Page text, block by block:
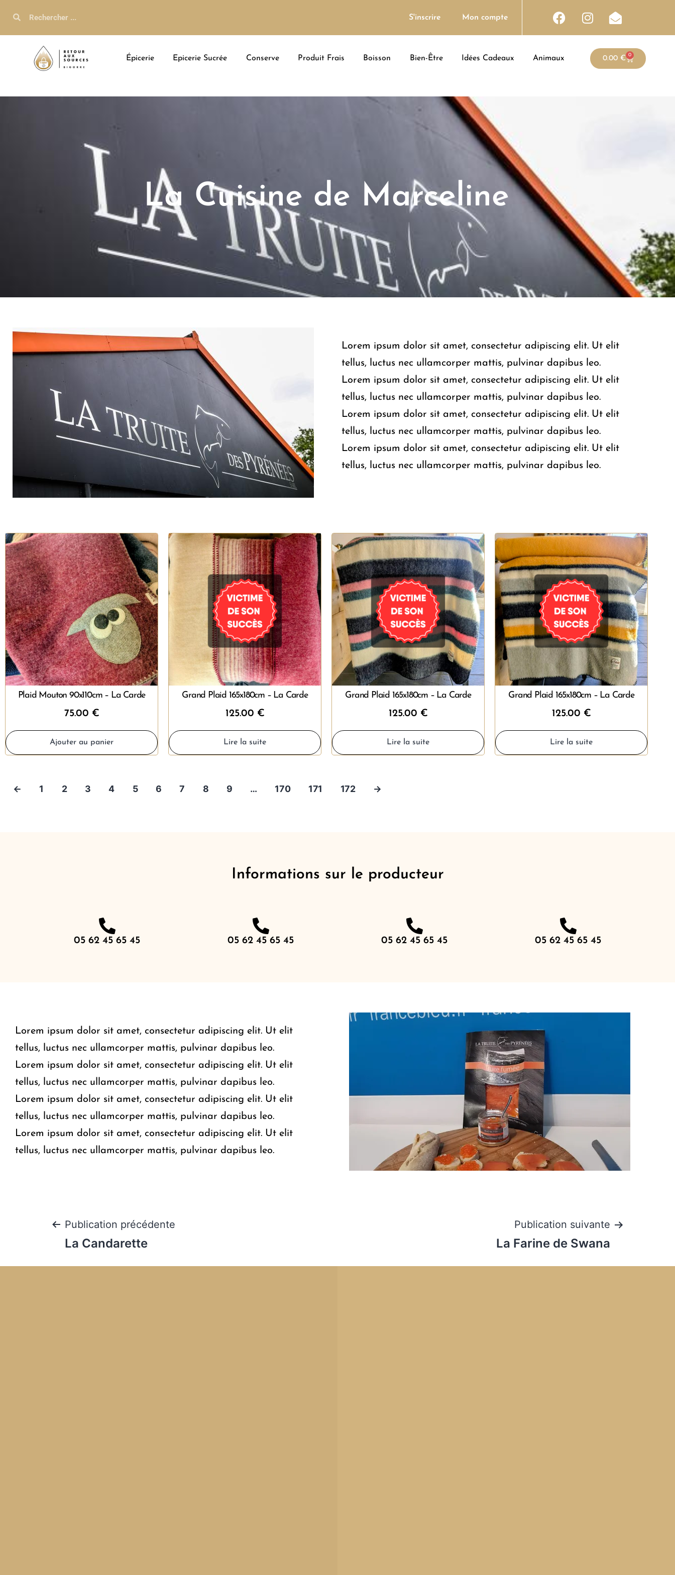
S'inscrire Mon compte
Épicerie Epicerie Sucrée Conserve Produit Frais Boisson Bien-Être Idées Cadeaux Animaux 0.00 € 0
La Cuisine de Marceline
Lorem ipsum dolor sit amet, consectetur adipiscing elit. Ut elit
tellus, luctus nec ullamcorper mattis, pulvinar dapibus leo.
Lorem ipsum dolor sit amet, consectetur adipiscing elit. Ut elit
tellus, luctus nec ullamcorper mattis, pulvinar dapibus leo.
Lorem ipsum dolor sit amet, consectetur adipiscing elit. Ut elit
tellus, luctus nec ullamcorper mattis, pulvinar dapibus leo.
Lorem ipsum dolor sit amet, consectetur adipiscing elit. Ut elit
tellus, luctus nec ullamcorper mattis, pulvinar dapibus leo.
Plaid Mouton 90x110cm – La Carde
75.00 €
Ajouter au panier
Grand Plaid 165x180cm – La Carde
125.00 €
Lire la suite
Grand Plaid 165x180cm – La Carde
125.00 €
Lire la suite
Grand Plaid 165x180cm – La Carde
125.00 €
Lire la suite
← 1 2 3 4 5 6 7 8 9 … 170 171 172 →
Informations sur le producteur
05 62 45 65 45 05 62 45 65 45 05 62 45 65 45 05 62 45 65 45
Lorem ipsum dolor sit amet, consectetur adipiscing elit. Ut elit
tellus, luctus nec ullamcorper mattis, pulvinar dapibus leo.
Lorem ipsum dolor sit amet, consectetur adipiscing elit. Ut elit
tellus, luctus nec ullamcorper mattis, pulvinar dapibus leo.
Lorem ipsum dolor sit amet, consectetur adipiscing elit. Ut elit
tellus, luctus nec ullamcorper mattis, pulvinar dapibus leo.
Lorem ipsum dolor sit amet, consectetur adipiscing elit. Ut elit
tellus, luctus nec ullamcorper mattis, pulvinar dapibus leo.
Publication précédente
La Candarette
Publication suivante
La Farine de Swana